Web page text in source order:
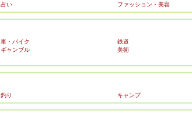
占い ファッション・美容
車・バイク 鉄道
ギャンブル 美術
釣り キャンプ